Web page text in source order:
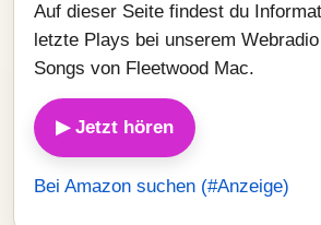
Auf dieser Seite findest du
letzte Plays bei unserem
Songs von Fleetwood Mac.
▶ Jetzt hören
Bei Amazon suchen (#Anzeige)